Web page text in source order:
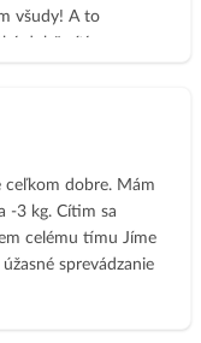
všudy! A to
dobre. Mám
-3 kg. Cítim sa
celému tímu Jíme
sprevádzanie